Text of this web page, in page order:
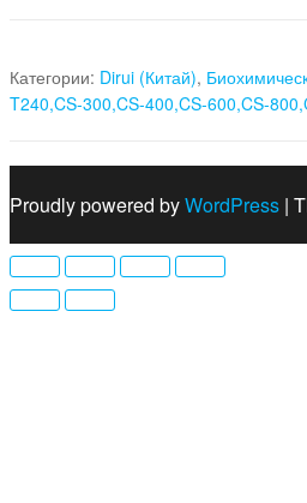
Категории: Dirui (Китай),
T240,CS-300,CS-400,CS-600,CS-
Proudly powered byWordPress |